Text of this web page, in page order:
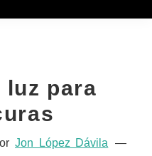
luz para
Jon López Dávila